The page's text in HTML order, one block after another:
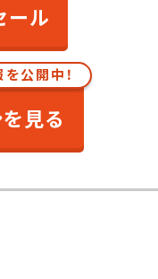
ール
公開中！
見る